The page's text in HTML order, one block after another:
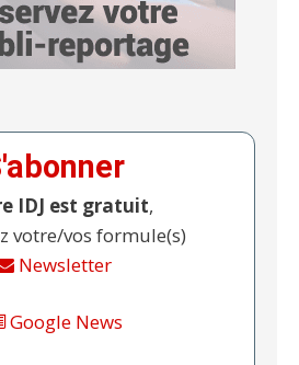
IDJ est gratuit,
votre/vos formule(s)
Newsletter
Google News